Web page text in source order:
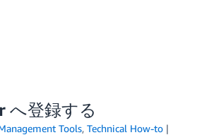
へ登録する
Tools, Technical How-to